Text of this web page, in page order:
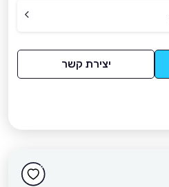
יצירת קשר